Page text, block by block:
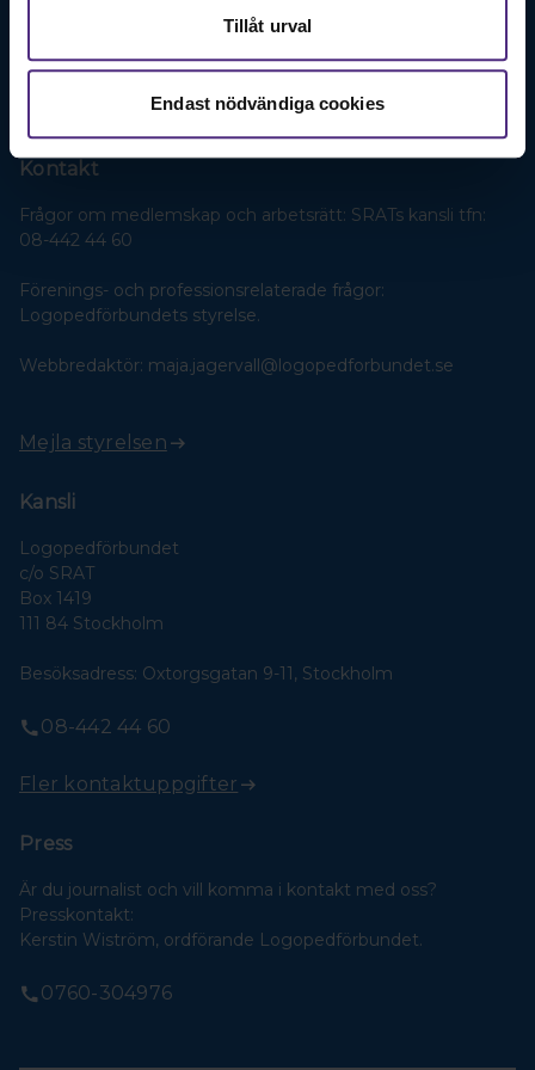
Tillåt urval
Endast nödvändiga cookies
Bli medlem
Kontakt
Frågor om medlemskap och arbetsrätt: SRATs kansli tfn:
08-442 44 60
Förenings- och professionsrelaterade frågor:
Logopedförbundets styrelse.
Webbredaktör: maja.jagervall@logopedforbundet.se
Mejla styrelsen
Kansli
Logopedförbundet
c/o SRAT
Box 1419
111 84 Stockholm
Besöksadress: Oxtorgsgatan 9-11, Stockholm
08-442 44 60
Fler kontaktuppgifter
Press
Är du journalist och vill komma i kontakt med oss?
Presskontakt:
Kerstin Wiström, ordförande Logopedförbundet.
0760-304976